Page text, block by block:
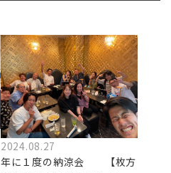
2024.08.27
年に１度の納涼会 【枚方